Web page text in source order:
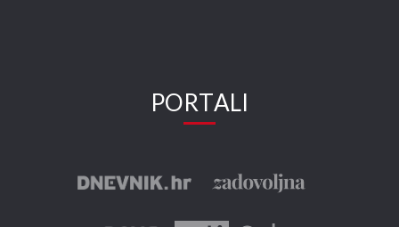
PORTALI